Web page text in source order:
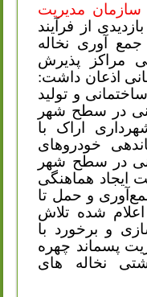
سازمان مدیریت
از فرآیند
آوری نخاله
مراکز پذیرش
اذعان داشت:
و تولید
در سطح شهر
اراک با
خودروهای
در سطح شهر
ایجاد هماهنگی
و حمل تا
شده تلاش
و برخورد با
مدیریت پسماند چهره
نخاله های